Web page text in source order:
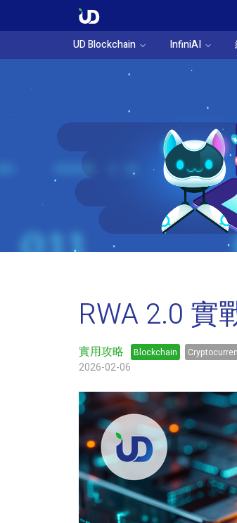
UD Blockchain
InfiniAI
RWA 2.0
實用攻略 Blockchain
2026-02-06